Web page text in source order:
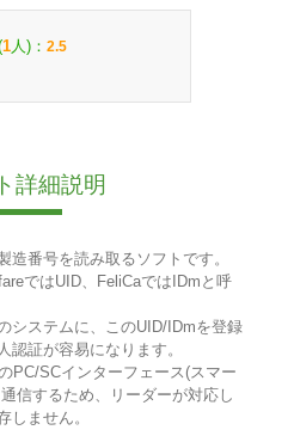
1 人)： 2.5
詳細説明
造番号を読み取るソフトです。
ではUID、FeliCaではIDmと呼
システムに、このUID/IDmを登録
認証が容易になります。
PC/SCインターフェース(スマー
信するため、リーダーが対応し
しません。